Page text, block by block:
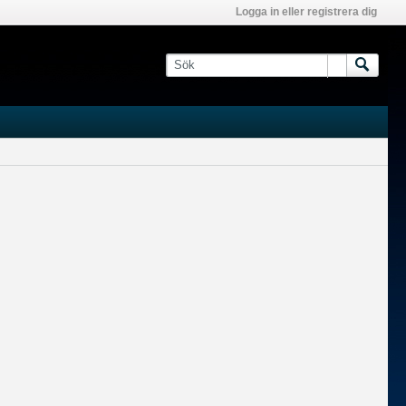
Logga in eller registrera dig